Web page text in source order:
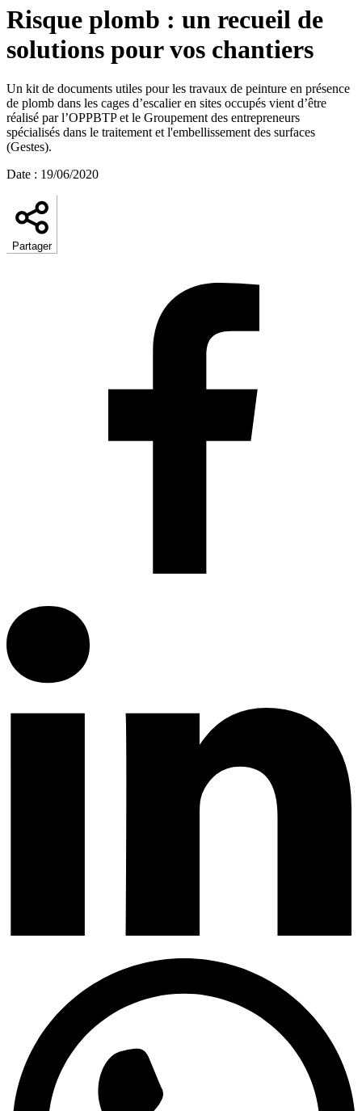
Risque plomb : un recueil de
solutions pour vos chantiers
Un kit de documents utiles pour les travaux de peinture en présence
de plomb dans les cages d’escalier en sites occupés vient d’être
réalisé par l’OPPBTP et le Groupement des entrepreneurs
spécialisés dans le traitement et l'embellissement des surfaces
(Gestes).
Date : 19/06/2020
Partager